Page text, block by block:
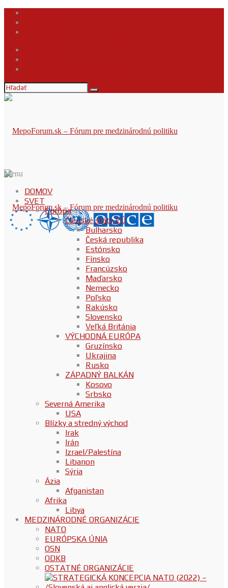
Menu
DOMOV
SVET
Európa
Členské štáty EÚ
Bulharsko
Česká republika
Estónsko
Fínsko
Francúzsko
Maďarsko
Nemecko
Poľsko
Rakúsko
Slovensko
Veľká Británia
VÝCHODNÁ EURÓPA
Gruzínsko
Ukrajina
Rusko
ZÁPADNÝ BALKÁN
Kosovo
Srbsko
Severná Amerika
USA
Blízky a stredný východ
Irak
Irán
Izrael/Palestína
Libanon
Sýria
Ázia
Afganistan
Afrika
Libya
MEDZINÁRODNÉ ORGANIZÁCIE
NATO
EURÓPSKA ÚNIA
OSN
ODKB
OSTATNÉ ORGANIZÁCIE